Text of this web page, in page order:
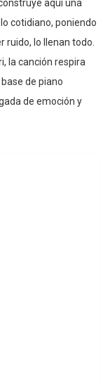
aquí una
cotidiano, poniendo
ruido, lo llenan todo.
la canción respira
de piano
de emoción y